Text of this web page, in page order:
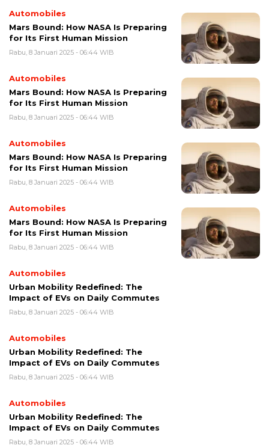
Automobiles
Mars Bound: How NASA Is Preparing
for Its First Human Mission
Rabu, 8 Januari 2025 - 06:44 WIB
Automobiles
Mars Bound: How NASA Is Preparing
for Its First Human Mission
Rabu, 8 Januari 2025 - 06:44 WIB
Automobiles
Mars Bound: How NASA Is Preparing
for Its First Human Mission
Rabu, 8 Januari 2025 - 06:44 WIB
Automobiles
Mars Bound: How NASA Is Preparing
for Its First Human Mission
Rabu, 8 Januari 2025 - 06:44 WIB
Automobiles
Urban Mobility Redefined: The
Impact of EVs on Daily Commutes
Rabu, 8 Januari 2025 - 06:44 WIB
Automobiles
Urban Mobility Redefined: The
Impact of EVs on Daily Commutes
Rabu, 8 Januari 2025 - 06:44 WIB
Automobiles
Urban Mobility Redefined: The
Impact of EVs on Daily Commutes
Rabu, 8 Januari 2025 - 06:44 WIB